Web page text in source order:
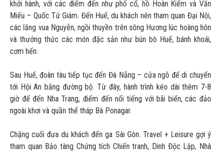
khởi hành, với các điểm đến như phố cổ, hồ Hoàn Kiếm và Văn
Miếu – Quốc Tử Giám. Đến Huế, du khách nên tham quan Đại Nội,
các lăng vua Nguyễn, ngồi thuyền trên sông Hương lúc hoàng hôn
và thưởng thức các món đặc sản như bún bò Huế, bánh khoái,
cơm hến.
Sau Huế, đoàn tàu tiếp tục đến Đà Nẵng – cửa ngõ để di chuyển
tới Hội An bằng đường bộ. Từ đây, hành trình kéo dài thêm 7-8
giờ để đến Nha Trang, điểm đến nổi tiếng với bãi biển, các đảo
ngoài khơi và quần thể tháp Bà Ponagar.
Chặng cuối đưa du khách đến ga Sài Gòn. Travel + Leisure gợi ý
tham quan Bảo tàng Chứng tích Chiến tranh, Dinh Độc Lập, Nhà